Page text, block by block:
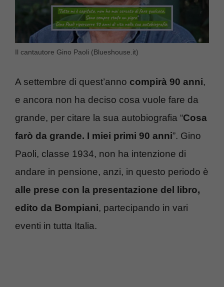
Il cantautore Gino Paoli (Blueshouse.it)
A settembre di quest’anno compirà 90 anni,
e ancora non ha deciso cosa vuole fare da
grande, per citare la sua autobiografia “Cosa
farò da grande. I miei primi 90 anni”. Gino
Paoli, classe 1934, non ha intenzione di
andare in pensione, anzi, in questo periodo è
alle prese con la presentazione del libro,
edito da Bompiani, partecipando in vari
eventi in tutta Italia.